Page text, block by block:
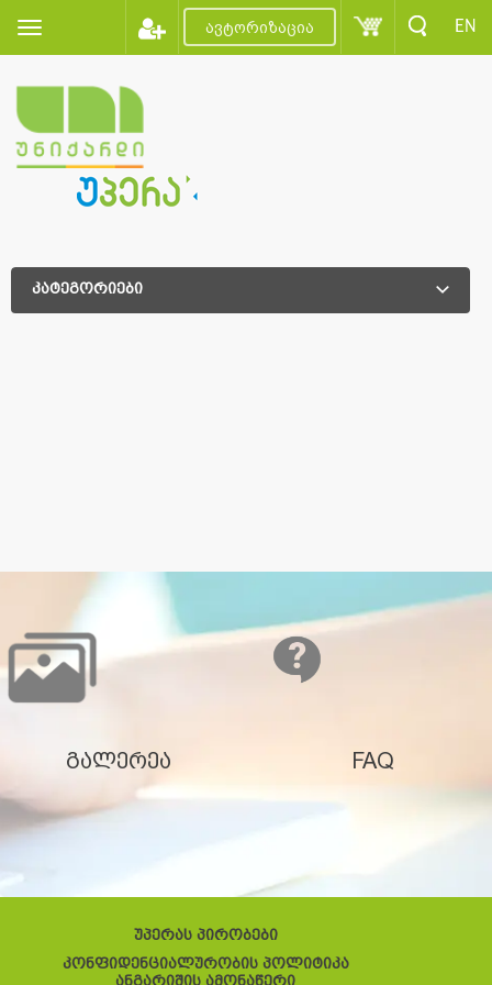
ავტორიზაცია EN
კატეგორიები
გალერეა FAQ
უპერას პირობები
კონფიდენციალურობის პოლიტიკა
ანგარიშის ამონაწერი